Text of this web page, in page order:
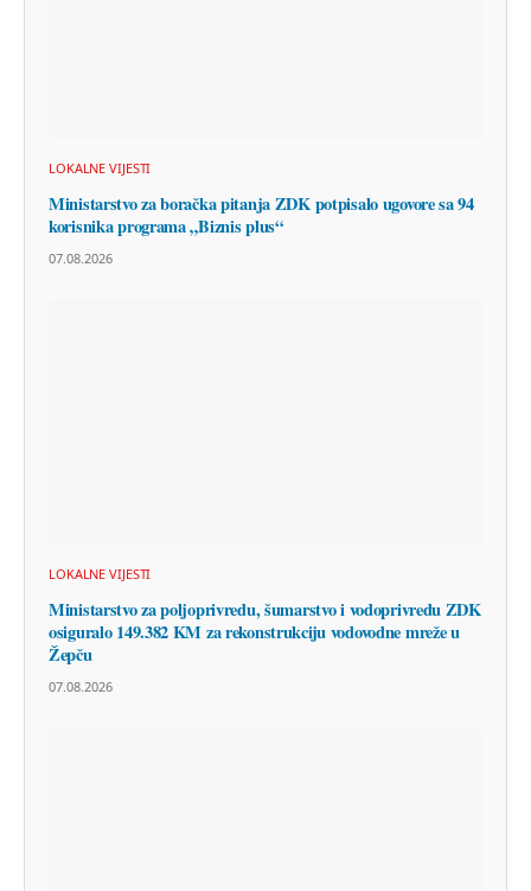
LOKALNE VIJESTI
Ministarstvo za boračka pitanja ZDK potpisalo ugovore sa 94
korisnika programa „Biznis plus“
07.08.2026
LOKALNE VIJESTI
Ministarstvo za poljoprivredu, šumarstvo i vodoprivredu ZDK
osiguralo 149.382 KM za rekonstrukciju vodovodne mreže u
Žepču
07.08.2026